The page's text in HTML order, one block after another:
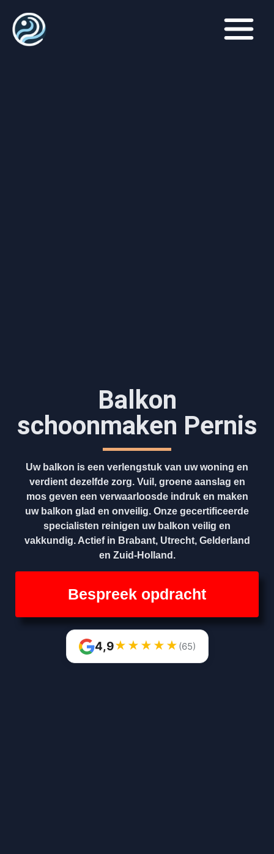
Balkon
schoonmaken Pernis
Uw balkon is een verlengstuk van uw woning en
verdient dezelfde zorg. Vuil, groene aanslag en
mos geven een verwaarloosde indruk en maken
uw balkon glad en onveilig. Onze gecertificeerde
specialisten reinigen uw balkon veilig en
vakkundig. Actief in Brabant, Utrecht, Gelderland
en Zuid-Holland.
Bespreek opdracht
4,9★ ★ ★ ★ ★ (65)